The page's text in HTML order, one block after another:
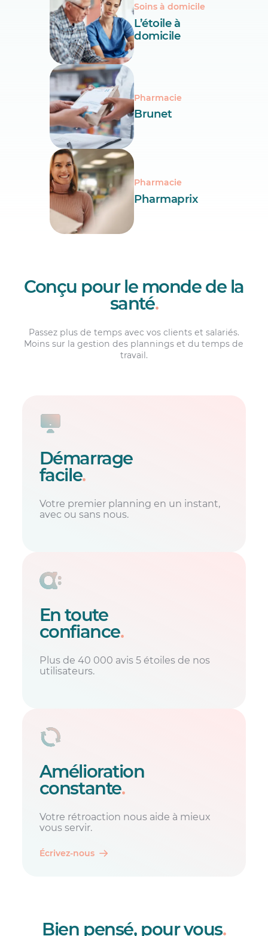
Soins à domicile
L’étoile à
domicile
Pharmacie
Brunet
Pharmacie
Pharmaprix
Conçu pour le monde de la
santé.
Passez plus de temps avec vos clients et salariés.
Moins sur la gestion des plannings et du temps de
travail.
Démarrage
facile.
Votre premier planning en un instant,
avec ou sans nous.
En toute
confiance.
Plus de 40 000 avis 5 étoiles de nos
utilisateurs.
Amélioration
constante.
Votre rétroaction nous aide à mieux
vous servir.
Écrivez-nous
Bien pensé, pour vous.